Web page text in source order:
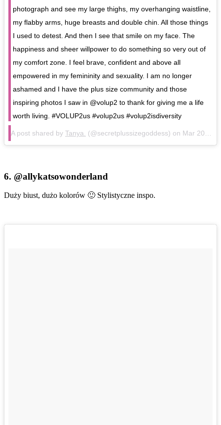
photograph and see my large thighs, my overhanging waistline,
my flabby arms, huge breasts and double chin. All those things
I used to detest. And then I see that smile on my face. The
happiness and sheer willpower to do something so very out of
my comfort zone. I feel brave, confident and above all
empowered in my femininity and sexuality. I am no longer
ashamed and I have the plus size community and those
inspiring photos I saw in @volup2 to thank for giving me a life
worth living. #VOLUP2us #volup2us #volup2isdiversity
A post shared by Tanya. (@secretplussizegoddess) on Mar 20, 2018 at 4:24pm PDT
6. @allykatsowonderland
Duży biust, dużo kolorów 🙂 Stylistyczne inspo.